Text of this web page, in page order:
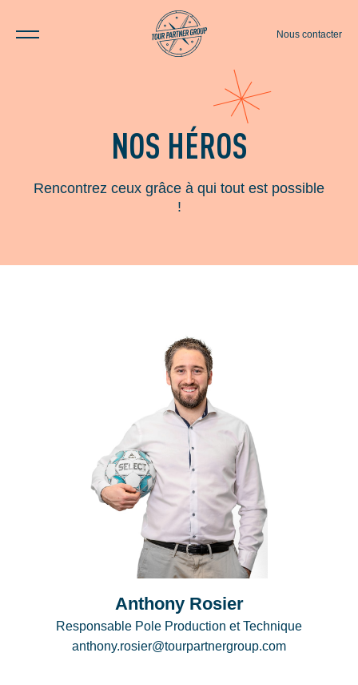
Nous contacter
NOS HÉROS
Rencontrez ceux grâce à qui tout est possible
!
Anthony Rosier
Responsable Pole Production et Technique
anthony.rosier@tourpartnergroup.com